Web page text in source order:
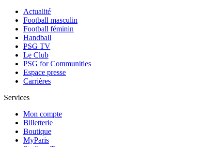
Actualité
Football masculin
Football féminin
Handball
PSG TV
Le Club
PSG for Communities
Espace presse
Carrières
Services
Mon compte
Billetterie
Boutique
MyParis